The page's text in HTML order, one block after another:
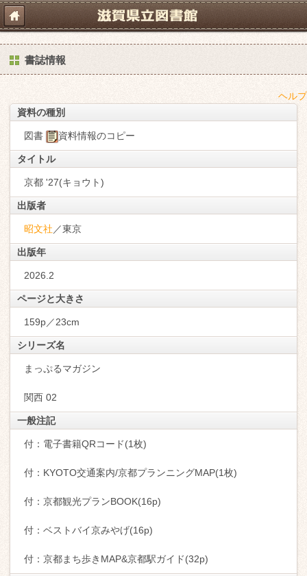
書誌情報
ヘルプ
資料の種別
図書 資料情報のコピー
タイトル
京都 '27(キョウト)
出版者
昭文社 ／東京
出版年
2026.2
ページと大きさ
159p／23cm
シリーズ名
まっぷるマガジン
関西 02
一般注記
付：電子書籍QRコード(1枚)
付：KYOTO交通案内/京都プランニングMAP(1枚)
付：京都観光プランBOOK(16p)
付：ベストバイ京みやげ(16p)
付：京都まち歩きMAP&京都駅ガイド(32p)